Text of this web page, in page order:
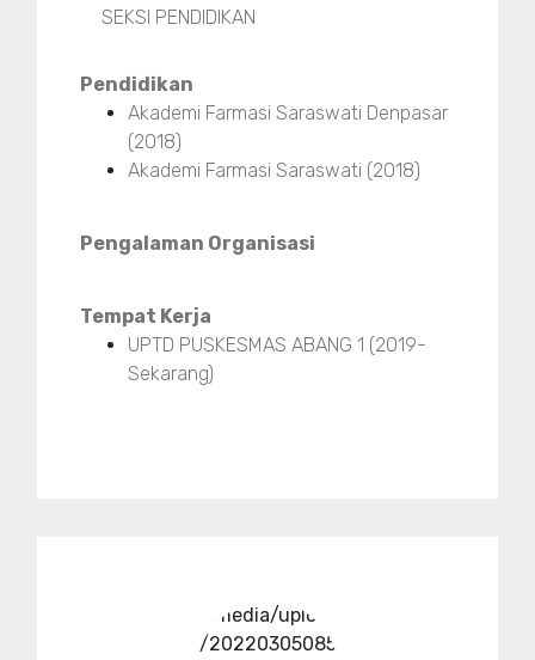
SEKSI PENDIDIKAN
Pendidikan
Akademi Farmasi Saraswati Denpasar
(2018)
Akademi Farmasi Saraswati (2018)
Pengalaman Organisasi
Tempat Kerja
UPTD PUSKESMAS ABANG 1 (2019-
Sekarang)
../media/upload
/20220305085